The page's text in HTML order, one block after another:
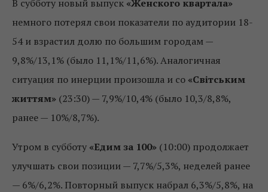
В субботу новый выпуск «Женского квартала»
немного потерял свои показатели по аудитории 18-
54 и взрастил долю по большим городам —
9,8%/13,1% (было 11,1%/11,6%). Аналогичная
ситуация по инерции произошла и со «Світським
життям» (23:30) — 7,9%/10,4% (было 10,3/8,8%,
ранее — 10%/8,7%).
Утром в субботу «Едим за 100» (10:00) продолжает
улучшать свои позиции — 7,7%/5,3%, неделей ранее
— 6%/6,2%. Повторный выпуск набрал 6,3%/5,8%, на